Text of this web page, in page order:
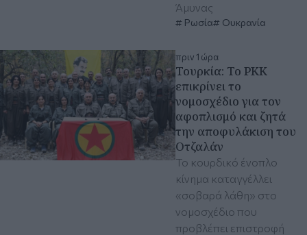
Άμυνας
Ρωσία Ουκρανία
πριν 1 ώρα
Τουρκία: Το PKK
επικρίνει το
νομοσχέδιο για τον
αφοπλισμό και ζητά
την αποφυλάκιση του
Οτζαλάν
Το κουρδικό ένοπλο
κίνημα καταγγέλλει
«σοβαρά λάθη» στο
νομοσχέδιο που
προβλέπει επιστροφή